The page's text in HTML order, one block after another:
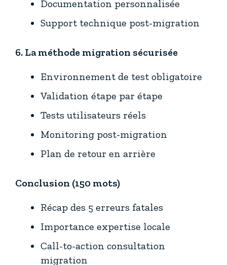
Documentation personnalisée
Support technique post-migration
6. La méthode migration sécurisée
Environnement de test obligatoire
Validation étape par étape
Tests utilisateurs réels
Monitoring post-migration
Plan de retour en arrière
Conclusion (150 mots)
Récap des 5 erreurs fatales
Importance expertise locale
Call-to-action consultation
migration